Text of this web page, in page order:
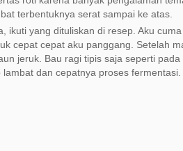
terbentuknya serat sampai ke atas.
ikuti yang dituliskan di resep. Aku
cepat cepat aku panggang. Setelah
jeruk. Bau ragi tipis saja seperti pada
dan cepatnya proses fermentasi.